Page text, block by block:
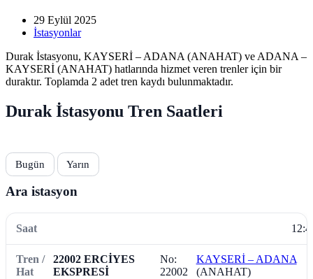
29 Eylül 2025
İstasyonlar
Durak İstasyonu, KAYSERİ – ADANA (ANAHAT) ve ADANA –
KAYSERİ (ANAHAT) hatlarında hizmet veren trenler için bir
duraktır. Toplamda 2 adet tren kaydı bulunmaktadır.
Durak İstasyonu Tren Saatleri
Bugün Yarın
Ara istasyon
22002 ERCİYES
EKSPRESİ
No:
22002
KAYSERİ – ADANA
(ANAHAT)